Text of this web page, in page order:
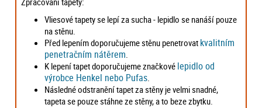
Vliesové tapety se lepí za sucha - lepidlo se nanáší pouze
na stěnu.
Před lepením doporučujeme stěnu penetrovat kvalitním
penetračním nátěrem.
K lepení tapet doporučujeme značkové lepidlo od
výrobce Henkel nebo Pufas.
Následné odstranění tapet za stěny je velmi snadné,
tapeta se pouze stáhne ze stěny, a to beze zbytku.